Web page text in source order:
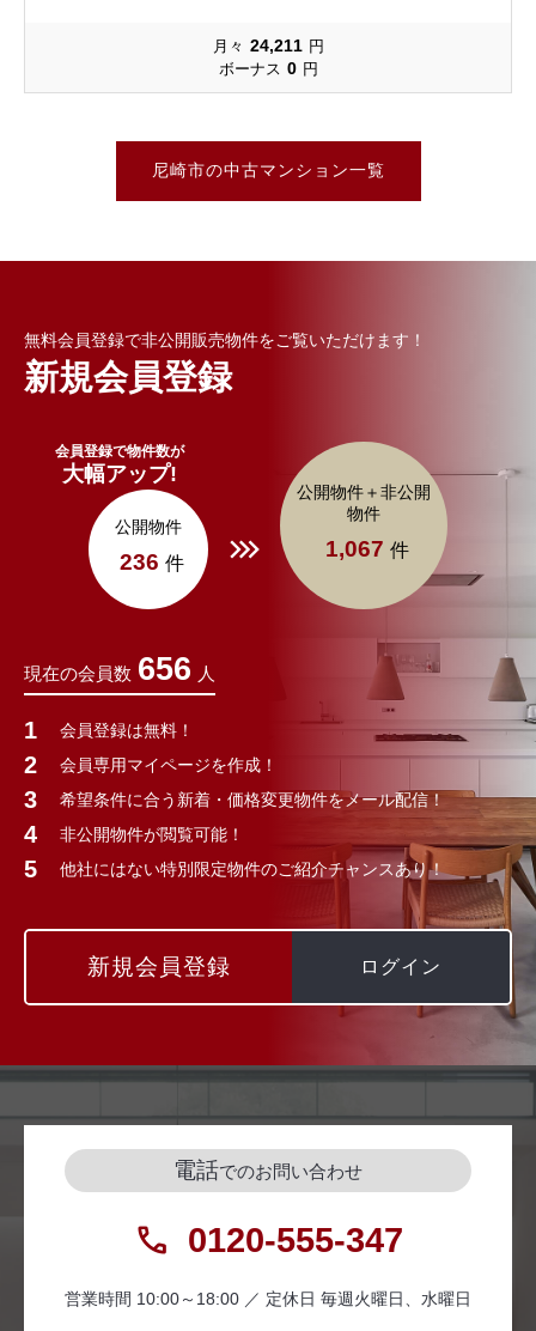
月々 24,211 円
ボーナス 0 円
尼崎市の中古マンション一覧
無料会員登録で非公開販売物件をご覧いただけます！
新規会員登録
会員登録で物件数が
大幅アップ!
公開物件
236 件
公開物件＋非公開
物件
1,067 件
現在の会員数 656 人
会員登録は無料！
会員専用マイページを作成！
希望条件に合う新着・価格変更物件をメール配信！
非公開物件が閲覧可能！
他社にはない特別限定物件のご紹介チャンスあり！
新規会員登録 ログイン
電話でのお問い合わせ
0120-555-347
営業時間 10:00～18:00 ／ 定休日 毎週火曜日、水曜日